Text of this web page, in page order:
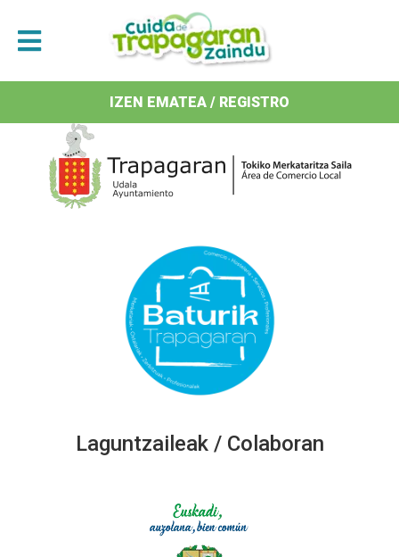
Antolatzaileak / Organizan
Laguntzaileak / Colaboran
IZEN EMATEA / REGISTRO